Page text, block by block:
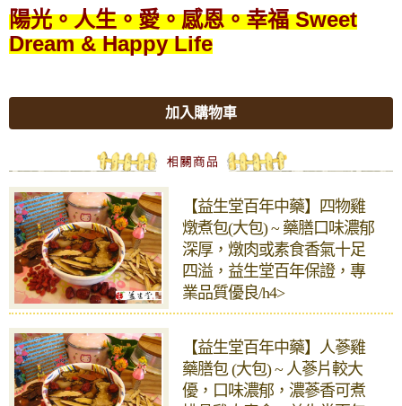
陽光。人生。愛。感恩。幸福 Sweet
Dream & Happy Life
加入購物車
【益生堂百年中藥】四物雞
燉煮包(大包) ~ 藥膳口味濃郁
深厚，燉肉或素食香氣十足
四溢，益生堂百年保證，專
業品質優良/h4>
【益生堂百年中藥】人蔘雞
藥膳包 (大包) ~ 人蔘片較大
優，口味濃郁，濃蔘香可煮